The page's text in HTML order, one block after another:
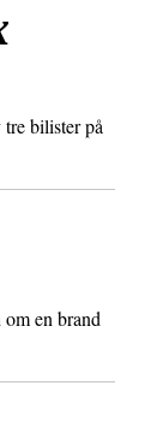
bilister på
en brand